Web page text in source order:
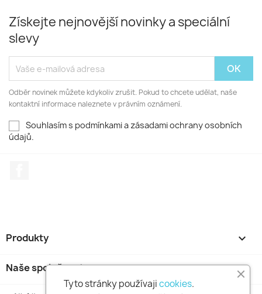
Získejte nejnovější novinky a speciální
slevy
Odběr novinek můžete kdykoliv zrušit. Pokud to chcete udělat, naše
kontaktní informace naleznete v právním oznámení.
Souhlasím s podmínkami a zásadami ochrany osobních
údajů.
Produkty 
Naše společnost 
Tyto stránky používajicookies.